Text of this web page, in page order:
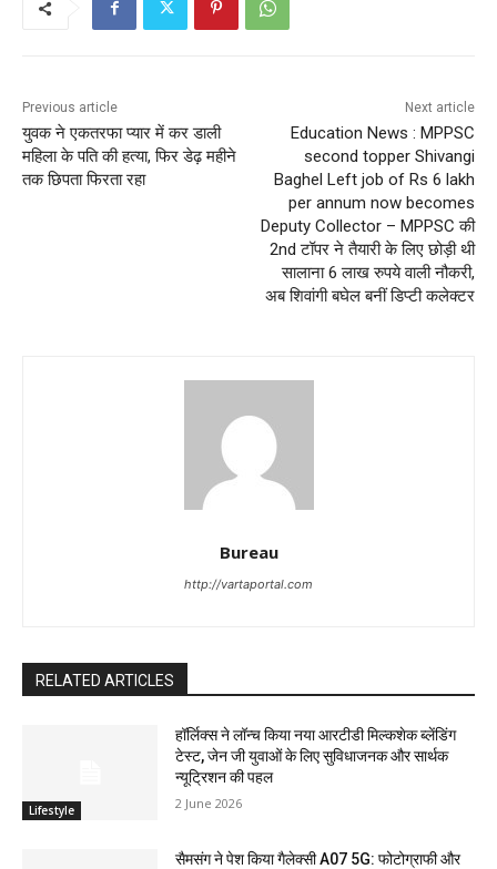
Previous article
युवक ने एकतरफा प्यार में कर डाली
महिला के पति की हत्या, फिर डेढ़ महीने
तक छिपता फिरता रहा
Next article
Education News : MPPSC
second topper Shivangi
Baghel Left job of Rs 6 lakh
per annum now becomes
Deputy Collector – MPPSC की
2nd टॉपर ने तैयारी के लिए छोड़ी थी
सालाना 6 लाख रुपये वाली नौकरी,
अब शिवांगी बघेल बनीं डिप्टी कलेक्टर
Bureau
http://vartaportal.com
RELATED ARTICLES
Lifestyle
हॉर्लिक्स ने लॉन्च किया नया आरटीडी मिल्कशेक ब्लेंडिंग
टेस्ट, जेन जी युवाओं के लिए सुविधाजनक और सार्थक
न्यूट्रिशन की पहल
2 June 2026
सैमसंग ने पेश किया गैलेक्सी A07 5G: फोटोग्राफी और